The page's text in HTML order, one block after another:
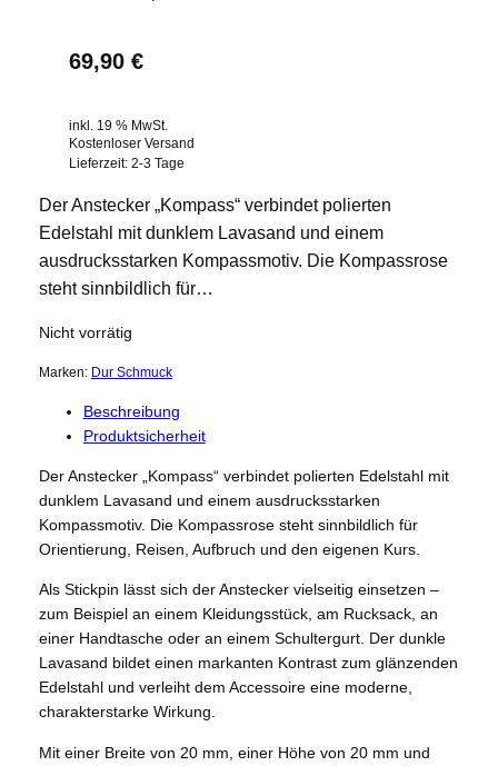
69,90 €
inkl. 19 % MwSt.
Kostenloser Versand
Lieferzeit: 2-3 Tage
Der Anstecker „Kompass“ verbindet polierten
Edelstahl mit dunklem Lavasand und einem
ausdrucksstarken Kompassmotiv. Die Kompassrose
steht sinnbildlich für…
Nicht vorrätig
Marken: Dur Schmuck
Beschreibung
Produktsicherheit
Der Anstecker „Kompass“ verbindet polierten Edelstahl mit
dunklem Lavasand und einem ausdrucksstarken
Kompassmotiv. Die Kompassrose steht sinnbildlich für
Orientierung, Reisen, Aufbruch und den eigenen Kurs.
Als Stickpin lässt sich der Anstecker vielseitig einsetzen –
zum Beispiel an einem Kleidungsstück, am Rucksack, an
einer Handtasche oder an einem Schultergurt. Der dunkle
Lavasand bildet einen markanten Kontrast zum glänzenden
Edelstahl und verleiht dem Accessoire eine moderne,
charakterstarke Wirkung.
Mit einer Breite von 20 mm, einer Höhe von 20 mm und